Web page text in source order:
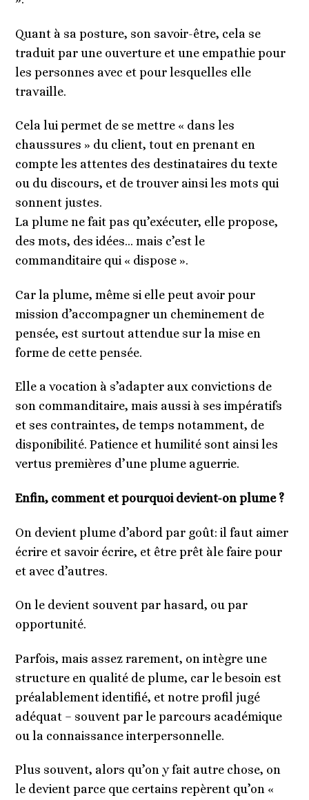
Quant à sa posture, son savoir-être, cela se
traduit par une ouverture et une empathie pour
les personnes avec et pour lesquelles elle
travaille.
Cela lui permet de se mettre « dans les
chaussures » du client, tout en prenant en
compte les attentes des destinataires du texte
ou du discours, et de trouver ainsi les mots qui
sonnent justes.
La plume ne fait pas qu’exécuter, elle propose,
des mots, des idées… mais c’est le
commanditaire qui « dispose ».
Car la plume, même si elle peut avoir pour
mission d’accompagner un cheminement de
pensée, est surtout attendue sur la mise en
forme de cette pensée.
Elle a vocation à s’adapter aux convictions de
son commanditaire, mais aussi à ses impératifs
et ses contraintes, de temps notamment, de
disponibilité. Patience et humilité sont ainsi les
vertus premières d’une plume aguerrie.
Enfin, comment et pourquoi devient-on plume ?
On devient plume d’abord par goût: il faut aimer
écrire et savoir écrire, et être prêt àle faire pour
et avec d’autres.
On le devient souvent par hasard, ou par
opportunité.
Parfois, mais assez rarement, on intègre une
structure en qualité de plume, car le besoin est
préalablement identifié, et notre profil jugé
adéquat – souvent par le parcours académique
ou la connaissance interpersonnelle.
Plus souvent, alors qu’on y fait autre chose, on
le devient parce que certains repèrent qu’on «